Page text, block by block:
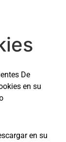
De
en su
en su